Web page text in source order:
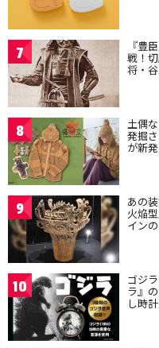
7 『豊
戦！
将・
8 土偶
発掘
が新
9 あの
火焔
イン
10 ゴジ
ラ』
し時